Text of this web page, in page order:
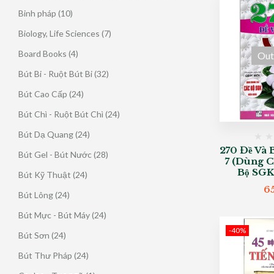
Binh pháp 1010
Biology, Life Sciences 77
Board Books 44
phẩm
Bút Bi - Ruột Bút Bi 3232
Bút Cao Cấp 2424
Bút Chì - Ruột Bút Chì 2424
Bút Dạ Quang 2424
phẩm
Bút Gel - Bút Nước 2828
Bút Kỹ Thuật 2424
Bút Lông 2424
phẩm
Bút Mực - Bút Máy 2424
Bút Sơn 2424
phẩm
Bút Thư Pháp 2424
270 Đề Và
7 (Dùng
Bộ
-40%